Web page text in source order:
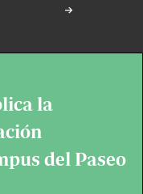
la
del Paseo